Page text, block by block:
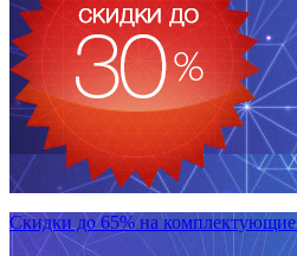
Скидки до 65% на